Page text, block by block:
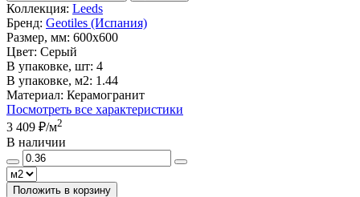
Коллекция: Leeds
Бренд: Geotiles (Испания)
Размер, мм: 600x600
Цвет: Серый
В упаковке, шт: 4
В упаковке, м2: 1.44
Материал: Керамогранит
Посмотреть все характеристики
3 409 ₽/м2
В наличии
Положить в корзину